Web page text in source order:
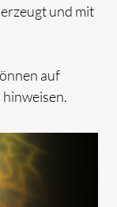
und mit
auf